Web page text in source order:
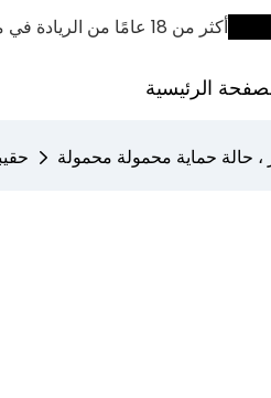
أكثر من 18 عامًا من الريادة في مجال تصنيع المعدات الأصلية
الرئيسية
، حالة حماية محمولة محمولة